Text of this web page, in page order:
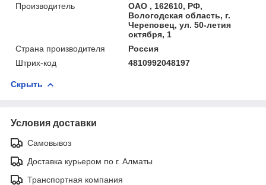
Производитель
ОАО , 162610, РФ,
Вологодская область, г.
Череповец, ул. 50-летия
октября, 1
Страна производителя
Россия
Штрих-код
4810992048197
Скрыть
Условия доставки
Самовывоз
Доставка курьером по г. Алматы
Транспортная компания